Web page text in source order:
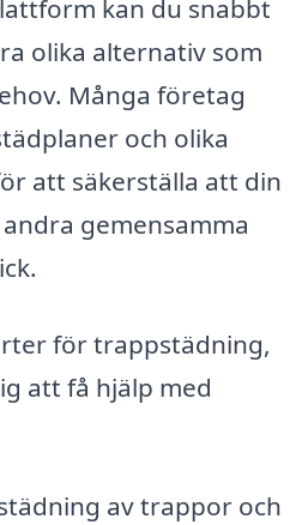
kan du snabbt
olika alternativ som
Många företag
och olika
att säkerställa att din
gemensamma
för trappstädning,
att få hjälp med
av trappor och